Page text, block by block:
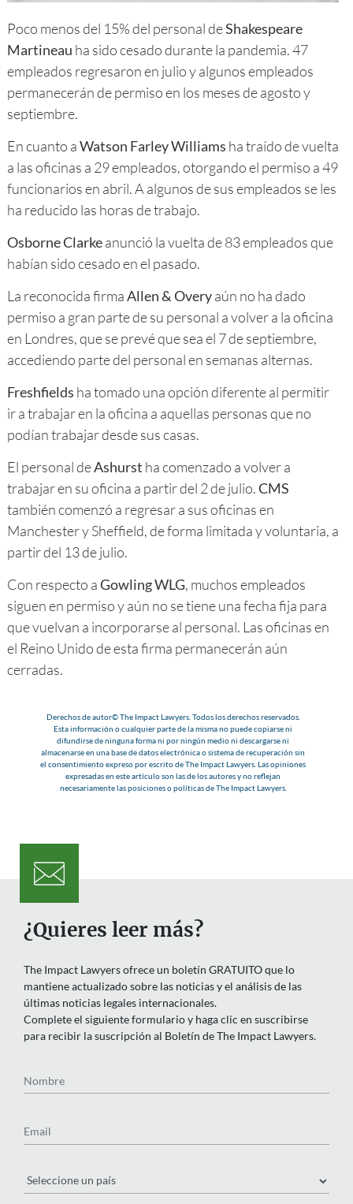
Poco menos del 15% del personal deShakespeare
Martineau ha sido cesado durante la pandemia. 47
empleados regresaron en julio y algunos empleados
permanecerán de permiso en los meses de agosto y
septiembre.
En cuanto aWatson Farley Williams ha traído de vuelta
a las oficinas a 29 empleados, otorgando el permiso a 49
funcionarios en abril. A algunos de sus empleados se les
ha reducido las horas de trabajo.
Osborne Clarkeanunció la vuelta de 83 empleados que
habían sido cesado en el pasado.
La reconocida firmaAllen & Overyaún no ha dado
permiso a gran parte de su personal a volver a la oficina
en Londres, que se prevé que sea el 7 de septiembre,
accediendo parte del personal en semanas alternas.
Freshfields ha tomado una opción diferente al permitir
ir a trabajar en la oficina a aquellas personas que no
podían trabajar desde sus casas.
El personal deAshurst ha comenzado a volver a
trabajar en su oficina a partir del 2 de julio.CMS
también comenzó a regresar a sus oficinas en
Manchester y Sheffield, de forma limitada y voluntaria, a
partir del 13 de julio.
Con respecto aGowling WLG, muchos empleados
siguen en permiso y aún no se tiene una fecha fija para
que vuelvan a incorporarse al personal. Las oficinas en
el Reino Unido de esta firma permanecerán aún
cerradas.
Derechos de autor© The Impact Lawyers. Todos los derechos reservados.
Esta información o cualquier parte de la misma no puede copiarse ni
difundirse de ninguna forma ni por ningún medio ni descargarse ni
almacenarse en una base de datos electrónica o sistema de recuperación sin
el consentimiento expreso por escrito de The Impact Lawyers. Las opiniones
expresadas en este artículo son las de los autores y no reflejan
necesariamente las posiciones o políticas de The Impact Lawyers.
¿Quieres leer más?
The Impact Lawyers ofrece un boletín GRATUITO que lo
mantiene actualizado sobre las noticias y el análisis de las
últimas noticias legales internacionales.
Complete el siguiente formulario y haga clic en suscribirse
para recibir la suscripción al Boletín de The Impact Lawyers.